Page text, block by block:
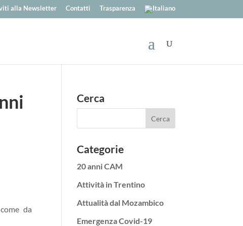
alla Newsletter Contatti Trasparenza
da
Cerca
Categorie
20 anni CAM
Attività in Trentino
Attualità dal Mozambico
Emergenza Covid-19